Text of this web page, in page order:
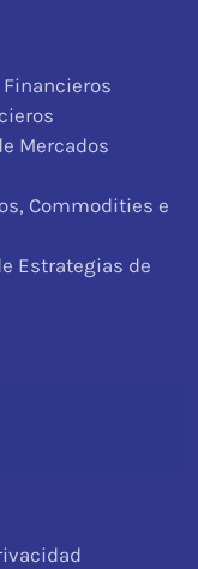
Mercados
Commodities e
Estrategias de